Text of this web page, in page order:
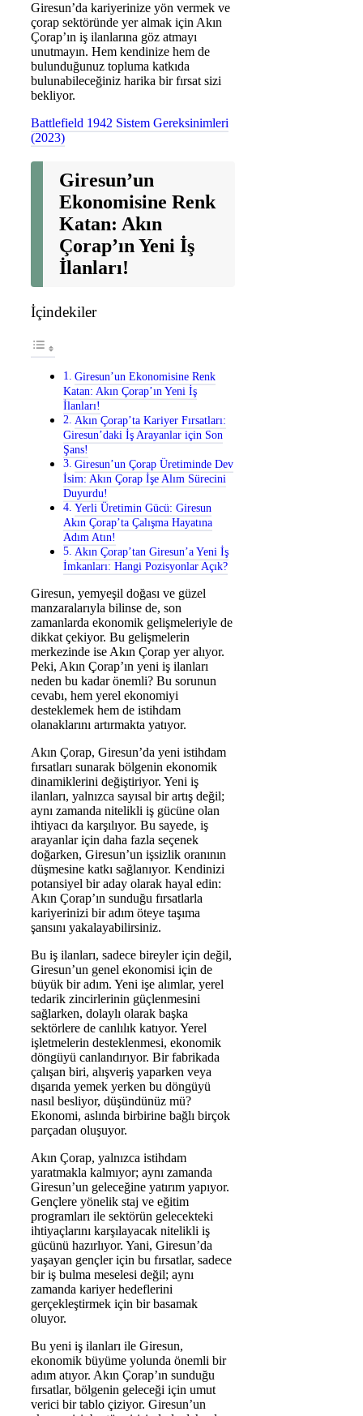
Giresun’da kariyerinize yön vermek ve
çorap sektöründe yer almak için Akın
Çorap’ın iş ilanlarına göz atmayı
unutmayın. Hem kendinize hem de
bulunduğunuz topluma katkıda
bulunabileceğiniz harika bir fırsat sizi
bekliyor.
Battlefield 1942 Sistem Gereksinimleri
(2023)
Giresun’un
Ekonomisine Renk
Katan: Akın
Çorap’ın Yeni İş
İlanları!
İçindekiler
Giresun’un Ekonomisine Renk
Katan: Akın Çorap’ın Yeni İş
İlanları!
Akın Çorap’ta Kariyer Fırsatları:
Giresun’daki İş Arayanlar için Son
Şans!
Giresun’un Çorap Üretiminde Dev
İsim: Akın Çorap İşe Alım Sürecini
Duyurdu!
Yerli Üretimin Gücü: Giresun
Akın Çorap’ta Çalışma Hayatına
Adım Atın!
Akın Çorap’tan Giresun’a Yeni İş
İmkanları: Hangi Pozisyonlar Açık?
Giresun, yemyeşil doğası ve güzel
manzaralarıyla bilinse de, son
zamanlarda ekonomik gelişmeleriyle de
dikkat çekiyor. Bu gelişmelerin
merkezinde ise Akın Çorap yer alıyor.
Peki, Akın Çorap’ın yeni iş ilanları
neden bu kadar önemli? Bu sorunun
cevabı, hem yerel ekonomiyi
desteklemek hem de istihdam
olanaklarını artırmakta yatıyor.
Akın Çorap, Giresun’da yeni istihdam
fırsatları sunarak bölgenin ekonomik
dinamiklerini değiştiriyor. Yeni iş
ilanları, yalnızca sayısal bir artış değil;
aynı zamanda nitelikli iş gücüne olan
ihtiyacı da karşılıyor. Bu sayede, iş
arayanlar için daha fazla seçenek
doğarken, Giresun’un işsizlik oranının
düşmesine katkı sağlanıyor. Kendinizi
potansiyel bir aday olarak hayal edin:
Akın Çorap’ın sunduğu fırsatlarla
kariyerinizi bir adım öteye taşıma
şansını yakalayabilirsiniz.
Bu iş ilanları, sadece bireyler için değil,
Giresun’un genel ekonomisi için de
büyük bir adım. Yeni işe alımlar, yerel
tedarik zincirlerinin güçlenmesini
sağlarken, dolaylı olarak başka
sektörlere de canlılık katıyor. Yerel
işletmelerin desteklenmesi, ekonomik
döngüyü canlandırıyor. Bir fabrikada
çalışan biri, alışveriş yaparken veya
dışarıda yemek yerken bu döngüyü
nasıl besliyor, düşündünüz mü?
Ekonomi, aslında birbirine bağlı birçok
parçadan oluşuyor.
Akın Çorap, yalnızca istihdam
yaratmakla kalmıyor; aynı zamanda
Giresun’un geleceğine yatırım yapıyor.
Gençlere yönelik staj ve eğitim
programları ile sektörün gelecekteki
ihtiyaçlarını karşılayacak nitelikli iş
gücünü hazırlıyor. Yani, Giresun’da
yaşayan gençler için bu fırsatlar, sadece
bir iş bulma meselesi değil; aynı
zamanda kariyer hedeflerini
gerçekleştirmek için bir basamak
oluyor.
Bu yeni iş ilanları ile Giresun,
ekonomik büyüme yolunda önemli bir
adım atıyor. Akın Çorap’ın sunduğu
fırsatlar, bölgenin geleceği için umut
verici bir tablo çiziyor. Giresun’un